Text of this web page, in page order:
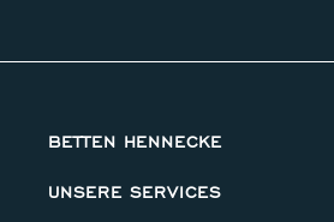
BETTEN HENNECKE
UNSERE SERVICES